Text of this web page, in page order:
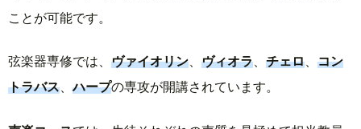
ことが可能です。
弦楽器専修では、 ヴァイオリン ヴィオラ チェロ
コン
トラバス 、ハープの専攻が開講されています。